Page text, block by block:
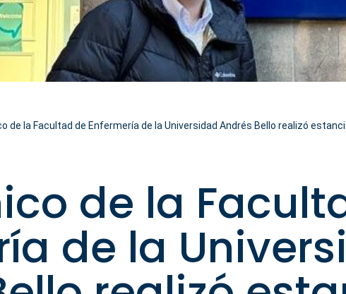
de la Facultad de Enfermería de la Universidad Andrés Bello realizó
de la
de la